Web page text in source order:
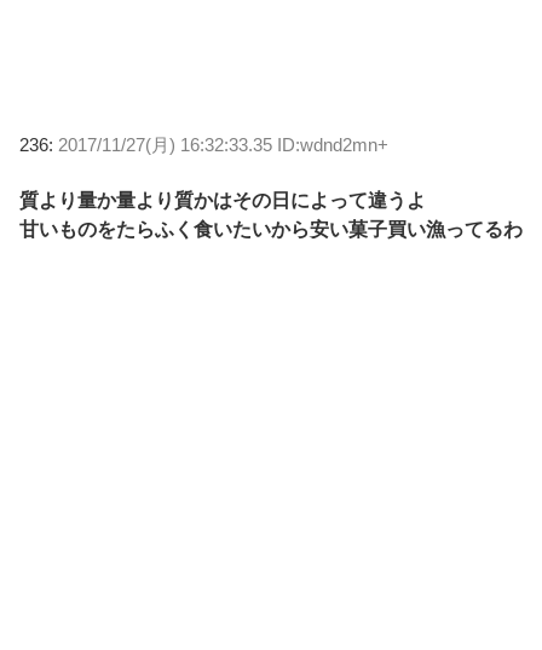
236: 2017/11/27(月) 16:32:33.35 ID:wdnd2mn+
質より量か量より質かはその日によって違うよ
甘いものをたらふく食いたいから安い菓子買い漁ってるわ